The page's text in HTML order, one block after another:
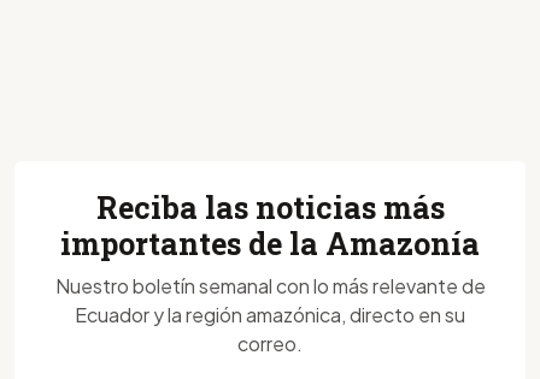
Reciba las noticias más
importantes de la Amazonía
Nuestro boletín semanal con lo más relevante de
Ecuador y la región amazónica, directo en su
correo.